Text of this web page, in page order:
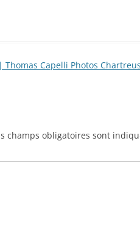
Capelli Photos
champs obligatoires sont